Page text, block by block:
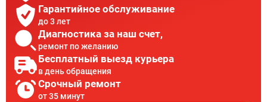
Гарантийное обслуживание
до 3 лет
Диагностика за наш счет,
ремонт по желанию
Бесплатный выезд курьера
в день обращения
Срочный ремонт
от 35 минут